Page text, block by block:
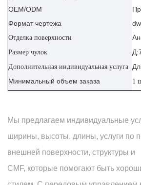
OEM/ODM
Формат чертежа
Отделка поверхности
Размер чулок
Дополнительная индивидуальная услуга
Минимальный объем заказа
1
Мы предлагаем индивидуальные
ширины, высоты, длины, услуги по
внешней поверхности, структуры и
CMF, которые помогают быть